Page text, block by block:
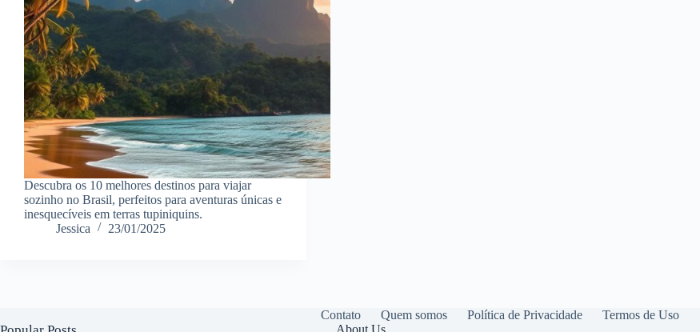
Descubra os 10 melhores destinos para viajar
sozinho no Brasil, perfeitos para aventuras únicas e
inesquecíveis em terras tupiniquins.
Jessica
23/01/2025
Contato Quem somos Política de Privacidade Termos de Uso